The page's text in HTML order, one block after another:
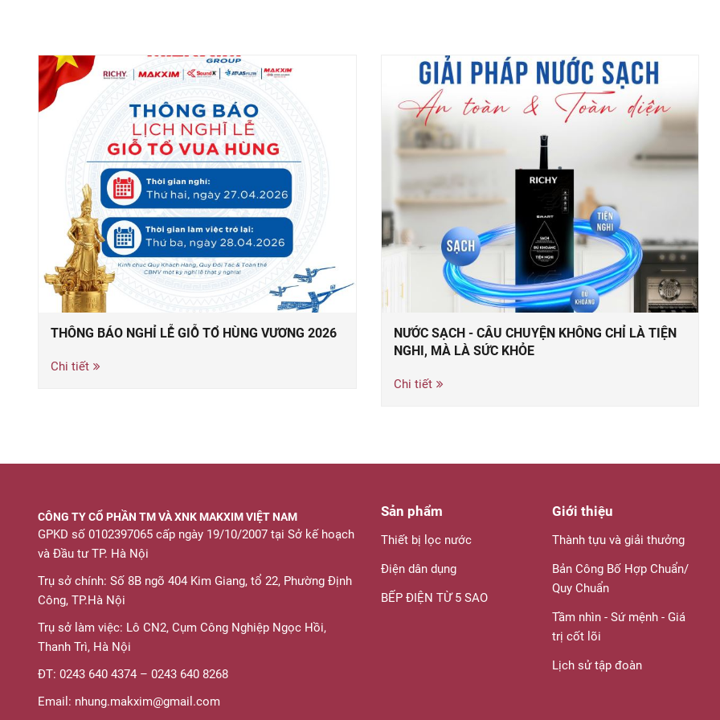
THÔNG BÁO NGHỈ LỄ GIỖ TỔ HÙNG VƯƠNG 2026
Chi tiết
NƯỚC SẠCH - CÂU CHUYỆN KHÔNG CHỈ LÀ TIỆN
NGHI, MÀ LÀ SỨC KHỎE
Chi tiết
CÔNG TY CỔ PHẦN TM VÀ XNK MAKXIM VIỆT NAM
GPKD số 0102397065 cấp ngày 19/10/2007 tại Sở kế hoạch
và Đầu tư TP. Hà Nội
Trụ sở chính: Số 8B ngõ 404 Kim Giang, tổ 22, Phường Định
Công, TP.Hà Nội
Trụ sở làm việc: Lô CN2, Cụm Công Nghiệp Ngọc Hồi,
Thanh Trì, Hà Nội
ĐT: 0243 640 4374 – 0243 640 8268
Email: nhung.makxim@gmail.com
Sản phẩm
Thiết bị lọc nước
Điện dân dụng
BẾP ĐIỆN TỪ 5 SAO
Giới thiệu
Thành tựu và giải thưởng
Bản Công Bố Hợp Chuẩn/
Quy Chuẩn
Tầm nhìn - Sứ mệnh - Giá
trị cốt lõi
Lịch sử tập đoàn